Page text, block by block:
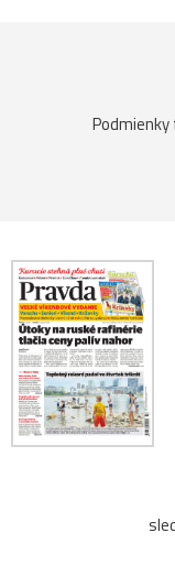
Podmienky